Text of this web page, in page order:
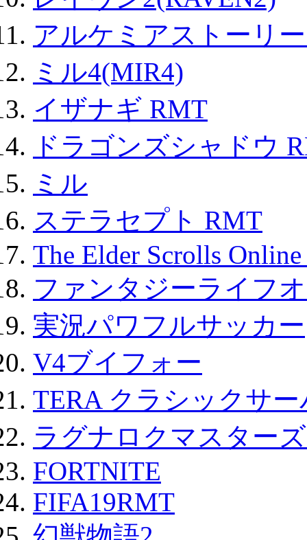
アルケミアストーリ
ミル4(MIR4)
イザナギ RMT
ドラゴンズシャドウ
ミル
ステラセプト RMT
The Elder Scrolls
ファンタジーライフ
実況パワフルサッカー
V4ブイフォー
TERA クラシックサ
ラグナロクマスター
FORTNITE
FIFA19RMT